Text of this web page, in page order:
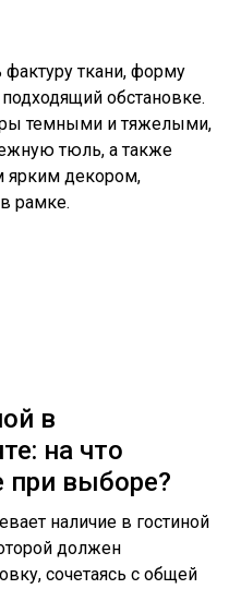
ткани, форму
обстановке.
темными и тяжелыми,
тюль, а также
ярким декором,
рамке.
в
на что
при выборе?
наличие в гостиной
должен
сочетаясь с общей